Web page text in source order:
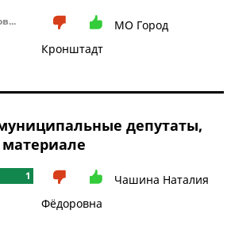
МО Город
Кронштадт
депутаты,
1
Чашина Наталия
Фёдоровна